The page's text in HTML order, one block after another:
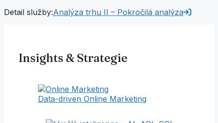
Detail služby:Analýza trhu II – Pokročilá analýza
Insights & Strategie
Data-driven Online Marketing